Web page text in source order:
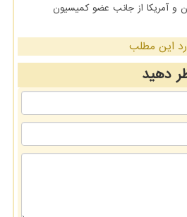
و آمریکا از جانب عضو کمیسیون
این مطلب
دهید